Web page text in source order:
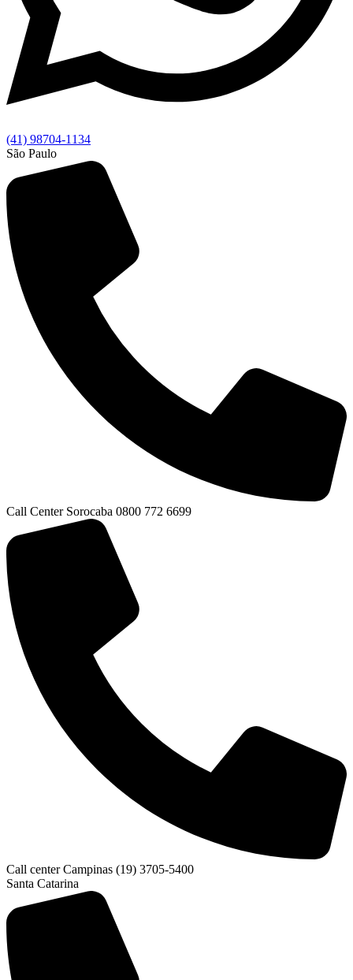
(41) 98704-1134
São Paulo
Call Center Sorocaba 0800 772 6699
Call center Campinas (19) 3705-5400
Santa Catarina